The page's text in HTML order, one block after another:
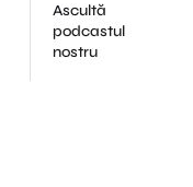
Ascultă
podcastul
nostru